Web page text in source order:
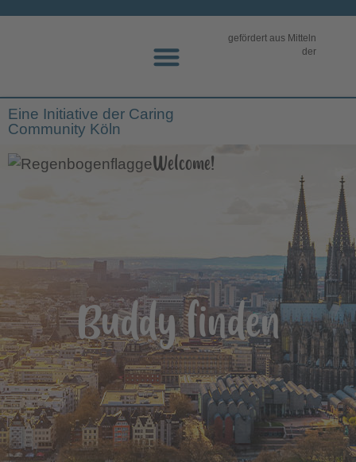
gefördert aus Mitteln
der
Eine Initiative der Caring
Community Köln
Buddy finden
Welcome!